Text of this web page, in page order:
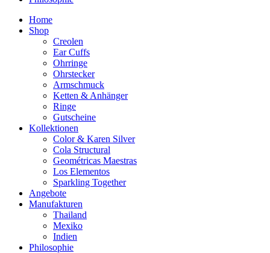
Home
Shop
Creolen
Ear Cuffs
Ohrringe
Ohrstecker
Armschmuck
Ketten & Anhänger
Ringe
Gutscheine
Kollektionen
Color & Karen Silver
Cola Structural
Geométricas Maestras
Los Elementos
Sparkling Together
Angebote
Manufakturen
Thailand
Mexiko
Indien
Philosophie